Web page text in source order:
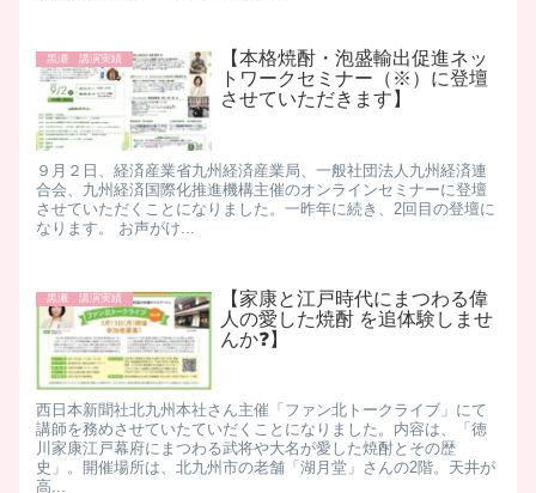
黒瀬 講演実績
【本格焼酎・泡盛輸出促進ネッ
トワークセミナー（※）に登壇
させていただきます】
​ ９月２日、経済産業省九州経済産業局、一般社団法人九州経済連
合会、九州経済国際化推進機構主催のオンラインセミナーに登壇
させていただくことになりました。 ​ 一昨年に続き、2回目の登壇に
なります。 お声がけ...
黒瀬 講演実績
【家康と江戸時代にまつわる偉
人の愛した焼酎 を追体験しませ
んか❓】
​西日本新聞社北九州本社さん主催「ファン北トークライブ」にて
講師を務めさせていたていだくことになりました。​内容は、「徳
川家康江戸幕府にまつわる武将や大名が愛した焼酎とその歴
史」。​開催場所は、北九州市の老舗「湖月堂」さんの2階。天井が
高...